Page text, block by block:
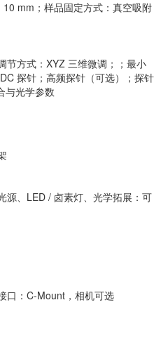
mm；样品固定方式：真空吸附
节方式：XYZ 三维微调；；最小
探针；高频探针（可选）；探针
与光学参数
源、LED / 卤素灯、光学拓展：可
口：C-Mount，相机可选